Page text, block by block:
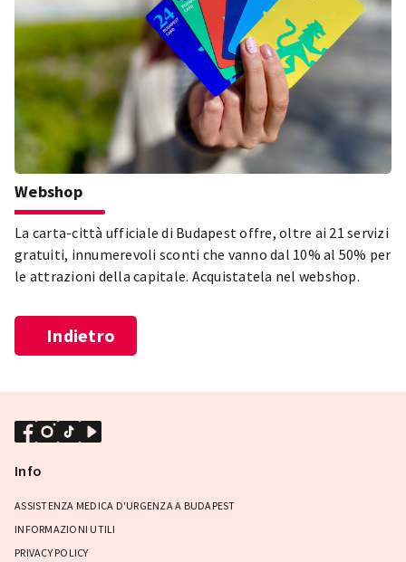
Webshop
La carta-città ufficiale di Budapest offre, oltre ai 21 servizi
gratuiti, innumerevoli sconti che vanno dal 10% al 50% per
le attrazioni della capitale. Acquistatela nel webshop.
Indietro
Info
ASSISTENZA MEDICA D'URGENZA A BUDAPEST
INFORMAZIONI UTILI
PRIVACY POLICY